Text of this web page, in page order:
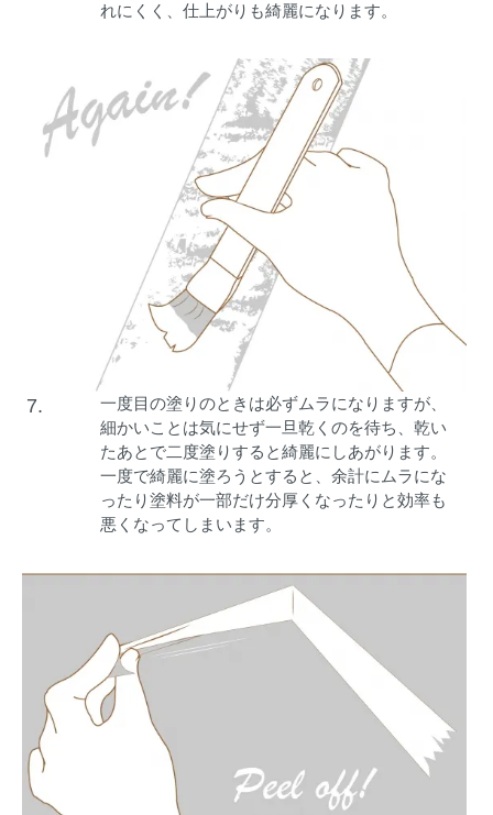
れにくく、仕上がりも綺麗になります。
7.
一度目の塗りのときは必ずムラになりますが、
細かいことは気にせず一旦乾くのを待ち、乾い
たあとで二度塗りすると綺麗にしあがります。
一度で綺麗に塗ろうとすると、余計にムラにな
ったり塗料が一部だけ分厚くなったりと効率も
悪くなってしまいます。